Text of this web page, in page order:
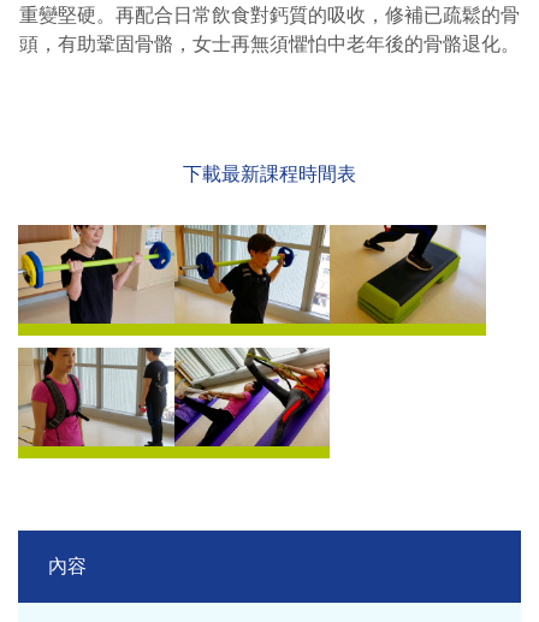
重變堅硬。再配合日常飲食對鈣質的吸收，修補已疏鬆的骨
頭，有助鞏固骨骼，女士再無須懼怕中老年後的骨骼退化。
下載最新課程時間表
內容